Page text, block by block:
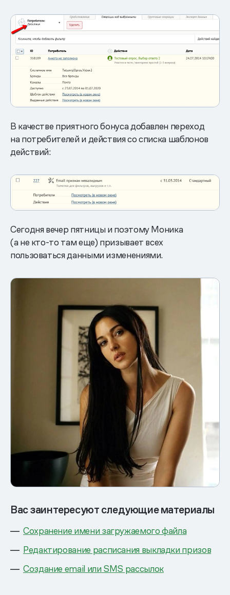
В качестве приятного бонуса добавлен переход
на потребителей и действия со списка шаблонов
действий:
Сегодня вечер пятницы и поэтому Моника
(а не кто-то там еще) призывает всех
пользоваться данными изменениями.
Вас заинтересуют следующие материалы
Сохранение имени загружаемого файла
Редактирование расписания выкладки призов
Создание email или SMS рассылок